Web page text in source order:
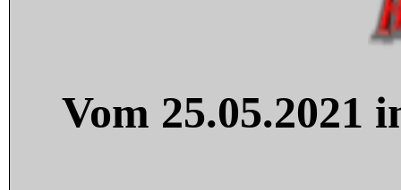
Vom 25.05.2021